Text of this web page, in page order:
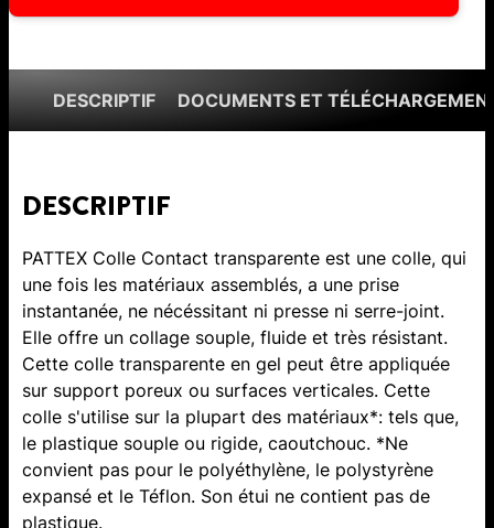
DESCRIPTIF DOCUMENTS ET
DESCRIPTIF
PATTEX Colle Contact transparente est une colle, qui
une fois les matériaux assemblés, a une prise
instantanée, ne nécéssitant ni presse ni serre-joint.
Elle offre un collage souple, fluide et très résistant.
Cette colle transparente en gel peut être appliquée
sur support poreux ou surfaces verticales. Cette
colle s'utilise sur la plupart des matériaux*: tels que,
le plastique souple ou rigide, caoutchouc. *Ne
convient pas pour le polyéthylène, le polystyrène
expansé et le Téflon. Son étui ne contient pas de
plastique.